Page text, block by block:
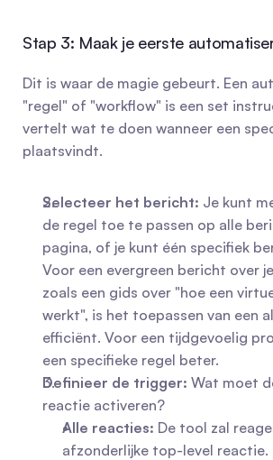
Stap 3: Maak je eerste
Dit is waar de magie gebeurt. Een
"regel" of "workflow" is een set
vertelt wat te doen wanneer een
plaatsvindt.
Selecteer het bericht: Je kunt
de regel toe te passen op alle
pagina, of je kunt één specifiek
Voor een evergreen bericht over
zoals een gids over "hoe een
werkt", is het toepassen van een
efficiënt. Voor een tijdgevoelig
een specifieke regel beter.
Definieer de trigger: Wat moet
reactie activeren?
Alle reacties: De tool zal
afzonderlijke top-level reactie.